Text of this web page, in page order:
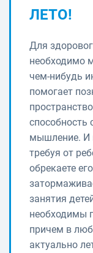
ЛЕТО!
Для
необходимо
чем-нибудь
помогает
способность
мышление. И
требуя от
обрекаете
занятия
необходимы
причем в
актуально